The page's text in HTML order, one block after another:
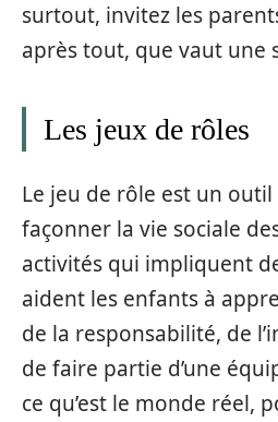
surtout, invitez les
après tout, que vaut une
Les jeux de rôles
Le jeu de rôle est un
façonner la vie sociale
activités qui impliquent
aident les enfants à
de la responsabilité, de
de faire partie d’une
ce qu’est le monde réel,